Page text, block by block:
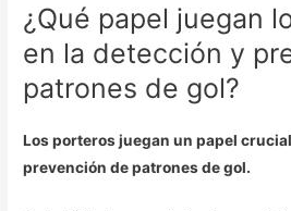
¿Qué papel juegan
en la detección y
patrones de gol?
Los porteros juegan un papel
prevención de patrones de gol.